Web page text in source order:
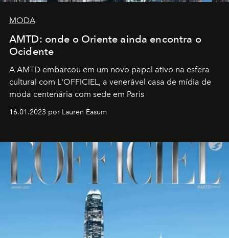
MODA
AMTD: onde o Oriente ainda encontra o
Ocidente
A AMTD embarcou em um novo papel ativo na esfera
cultural com L'OFFICIEL, a venerável casa de mídia de
moda centenária com sede em Paris
16.01.2023 por Lauren Easum